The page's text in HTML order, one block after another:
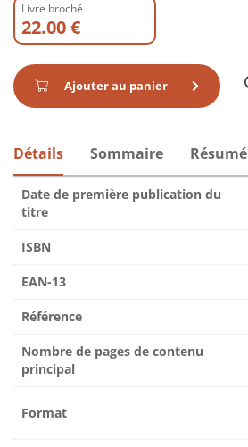
Livre broché
22.00 €
Ajouter au panier
Détails Sommaire Résumé
Date de première publication du
titre
ISBN
EAN-13
Référence
Nombre de pages de contenu
principal
Format